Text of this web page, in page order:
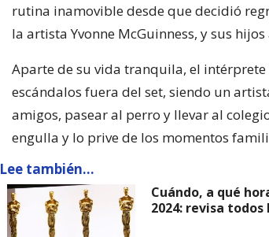
rutina inamovible desde que decidió
la artista Yvonne McGuinness, y sus
Aparte de su vida tranquila, el
escándalos fuera del set, siendo un
amigos, pasear al perro y llevar al
engulla y lo prive de los momentos
Lee también...
Cuándo, a qué
2024: revisa